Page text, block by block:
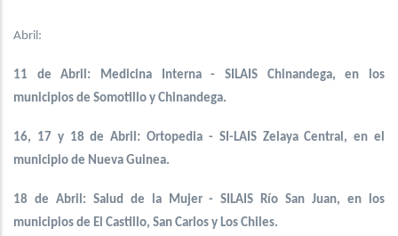
Abril:
11 de Abril: Medicina Interna - SILAIS Chinandega, en los
municipios de Somotillo y Chinandega.
16, 17 y 18 de Abril: Ortopedia - SI-LAIS Zelaya Central, en el
municipio de Nueva Guinea.
18 de Abril: Salud de la Mujer - SILAIS Río San Juan, en los
municipios de El Castillo, San Carlos y Los Chiles.